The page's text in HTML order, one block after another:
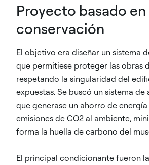
Proyecto basado en
conservación
El objetivo era diseñar un sistema
que permitiese proteger las obras
respetando la singularidad del
expuestas. Se buscó un sistema
que generase un ahorro de
emisiones de CO2 al ambiente,
forma la huella de carbono del
El principal condicionante fueron